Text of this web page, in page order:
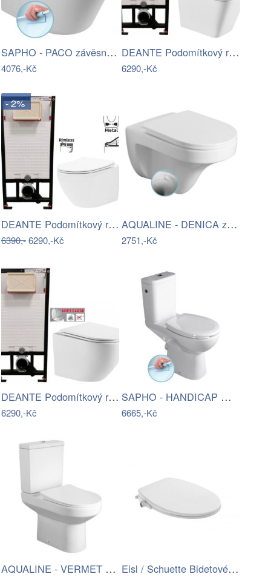
SAPHO - PACO závěsná WC mísa, Rimless,…
4076,-Kč
DEANTE Podomítkový rám, pro závěsné WC…
6290,-Kč
- 2%
DEANTE Podomítkový rám, pro závěsné WC…
6390,-6290,-Kč
AQUALINE - DENICA závěsná WC mísa,…
2751,-Kč
DEANTE Podomítkový rám, pro závěsné WC…
6290,-Kč
SAPHO - HANDICAP WC kombi zvýšený sedák…
6665,-Kč
AQUALINE - VERMET WC kombi, spodní… Eisl / Schuette Bidetové sedátko…